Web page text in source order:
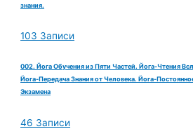
знания.
103 Записи
002. Йога Обучения из Пяти Частей. Йога-Чтения
Йога-Передача Знания от Человека. Йога-
Экзамена
46 Записи